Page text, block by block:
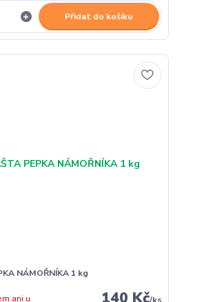
Přidat do košíku
NÁMOŘNÍKA 1 kg
140 Kč
ani u